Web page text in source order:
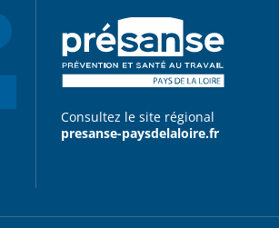
Consultez le site régional
presanse-paysdelaloire.fr